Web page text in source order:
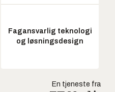
Fagansvarlig teknologi
og løsningsdesign
En tjeneste fra